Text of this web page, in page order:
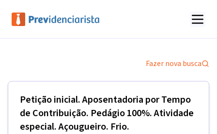
Fazer nova busca
Petição inicial. Aposentadoria por Tempo
de Contribuição. Pedágio 100%. Atividade
especial. Açougueiro. Frio.